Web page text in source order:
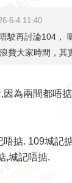
6-4 11:40
駛再討論104，
費大家時間，其
為兩間都唔
唔掂. 109城記
,城記唔掂.